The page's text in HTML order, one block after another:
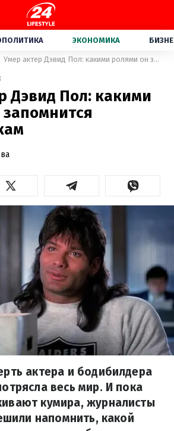
ЭКОНОМИКА
Умер актер Дэвид Пол: какими ролями он запомнится поклонникам
Дэвид Пол: какими
актера и бодибилдера
весь мир. И пока
кумира, журналисты
напомнить, какой